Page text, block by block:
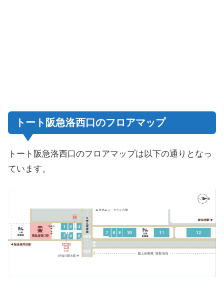
トート阪急洛西口のフロアマップ
トート阪急洛西口のフロアマップは以下の通りとなっ
ています。